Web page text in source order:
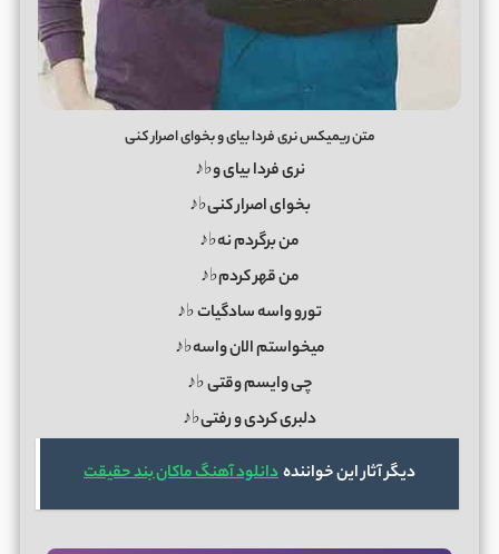
متن ریمیکس نری فردا بیای و بخوای اصرار کنی
نری فردا بیای و♭♪
بخوای اصرار کنی♭♪
من برگردم نه♭♪
من قهر کردم♭♪
تورو واسه سادگیات ♭♪
میخواستم الان واسه♭♪
چی وایسم وقتی ♭♪
دلبری کردی و رفتی♭♪
دیگر آثار این خوانندهدانلود آهنگ ماکان بند حقیقت